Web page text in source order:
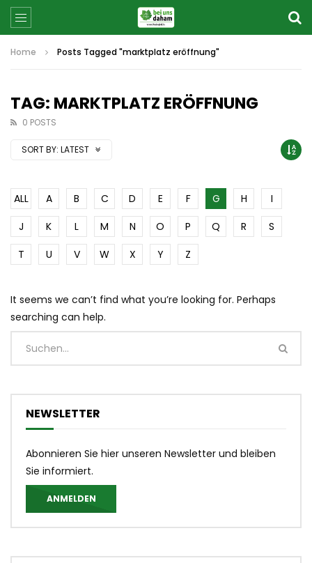
Home Posts Tagged "marktplatz eröffnung"
TAG: MARKTPLATZ ERÖFFNUNG
0 POSTS
SORT BY: LATEST
ALL A B C D E F G H
I
J
K L M N O P Q R
S
T
U V W X Y Z
It seems we can’t find what you’re looking for. Perhaps
searching can help.
NEWSLETTER
Abonnieren Sie hier unseren Newsletter und bleiben
Sie informiert.
ANMELDEN